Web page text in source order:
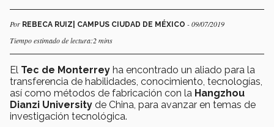
Por REBECA RUIZ| CAMPUS CIUDAD DE MÉXICO - 09/07/2019
Tiempo estimado de lectura:2 mins
El Tec de Monterrey ha encontrado un aliado para la
transferencia de habilidades, conocimiento, tecnologías,
así como métodos de fabricación con la Hangzhou
Dianzi University de China, para avanzar en temas de
investigación tecnológica.